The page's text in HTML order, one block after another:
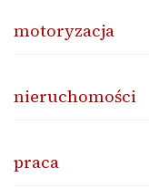
motoryzacja
nieruchomości
praca